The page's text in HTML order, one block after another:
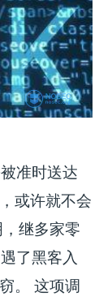
准时送达
或许就不会
继多家零
了黑客入
。 这项调